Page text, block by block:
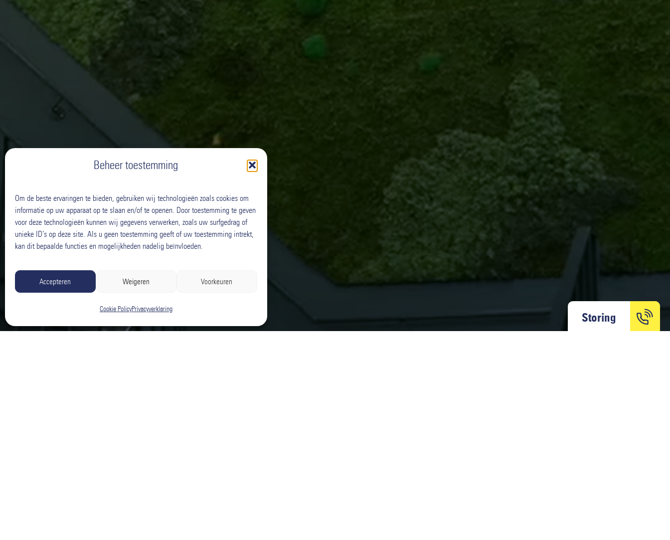
Beheer toestemming
Om de beste ervaringen te bieden, gebruiken wij technologieën zoals cookies om
informatie op uw apparaat op te slaan en/of te openen. Door toestemming te geven
voor deze technologieën kunnen wij gegevens verwerken, zoals uw surfgedrag of
unieke ID’s op deze site. Als u geen toestemming geeft of uw toestemming intrekt,
kan dit bepaalde functies en mogelijkheden nadelig beïnvloeden.
Accepteren Weigeren Voorkeuren
Cookie PolicyPrivacyverklaring
Storing